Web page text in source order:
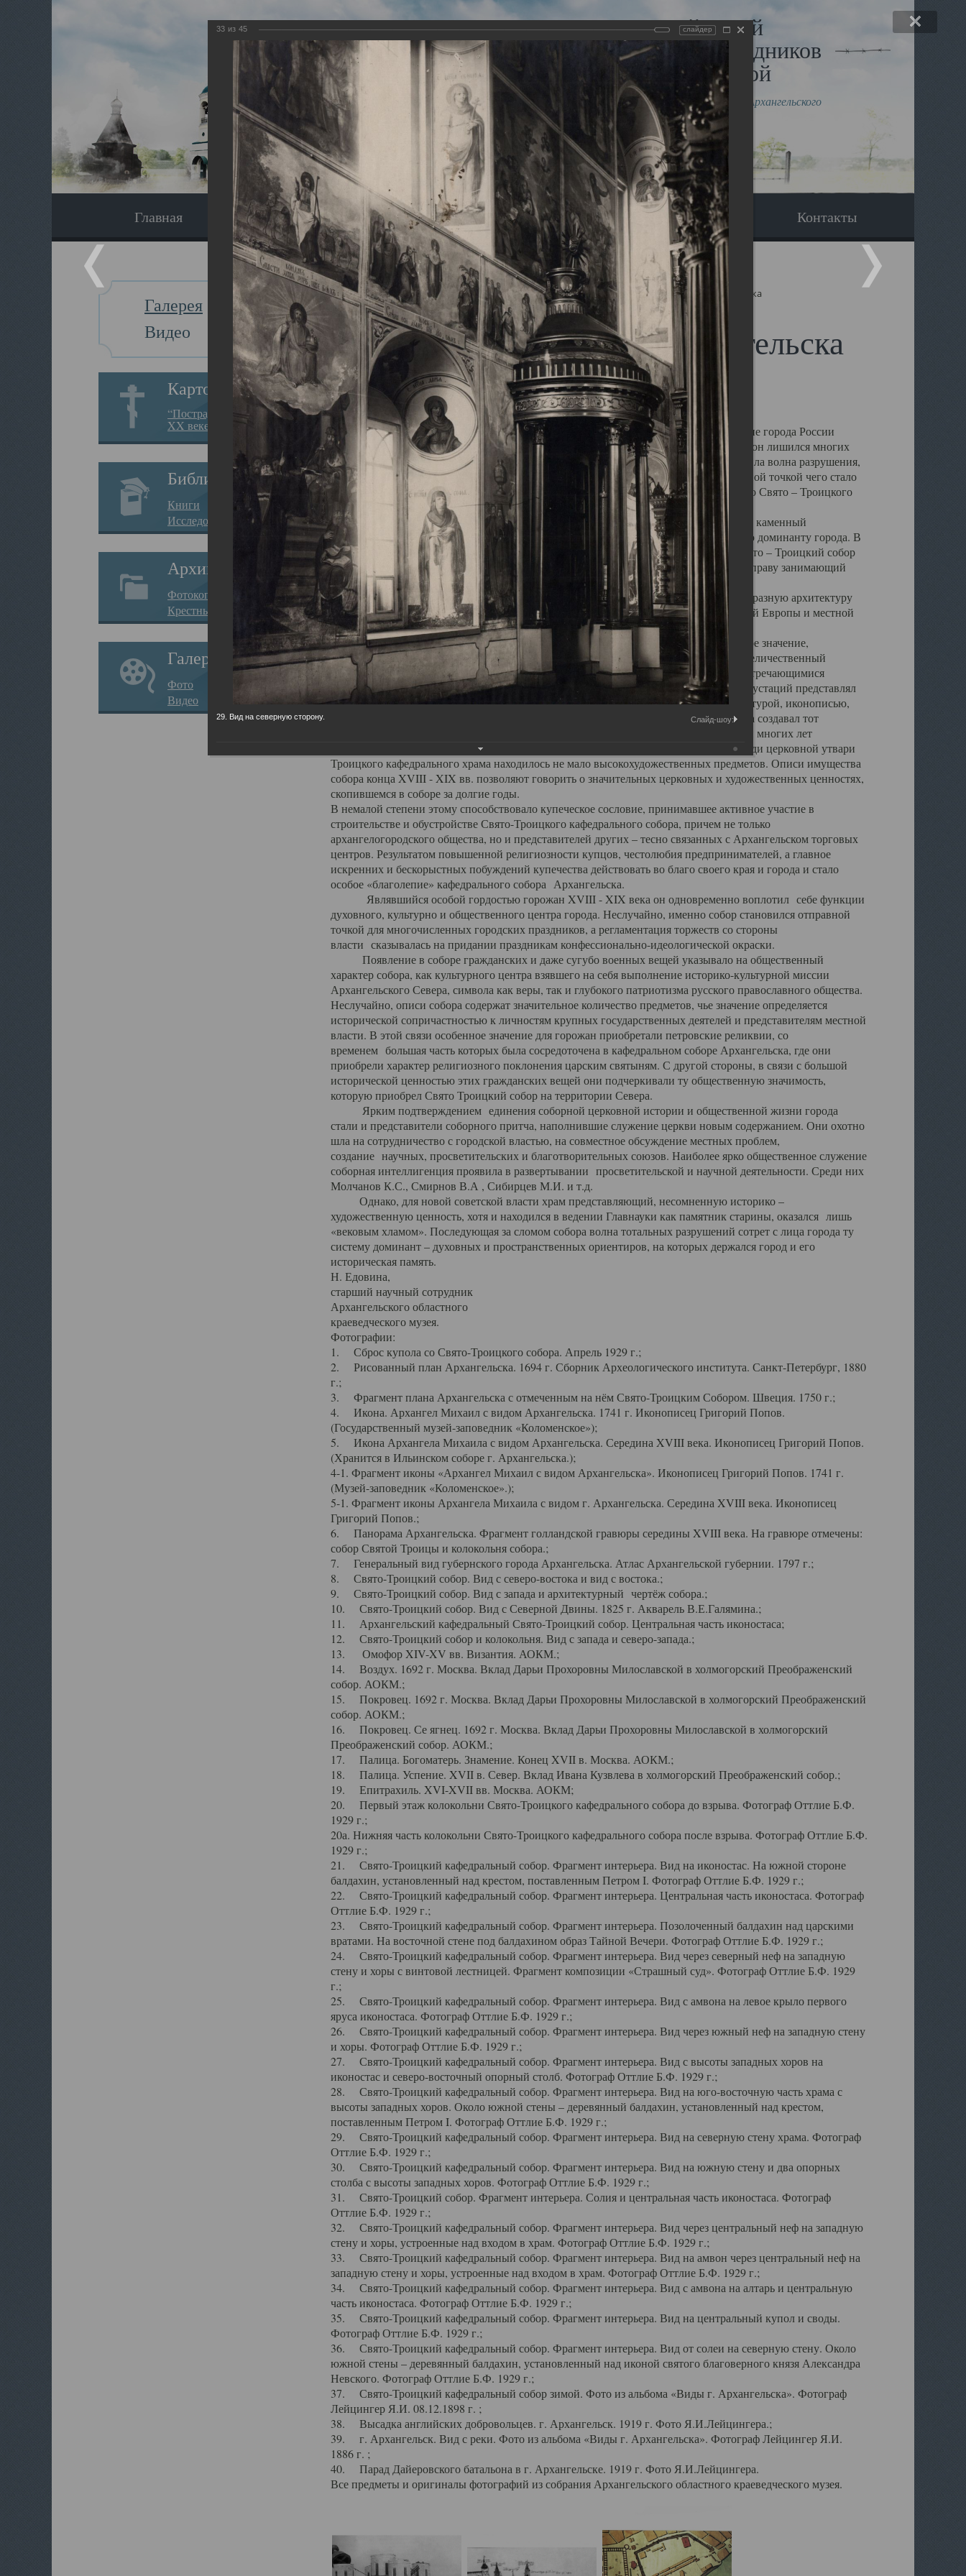
Виртуальный музей
Новомучеников и исповедников
Земли Архангельской
Сайт создан по благословлению митрополита Архангельского
и Холмогорского Даниила
Главная Экскурсия Наследники Галерея Вопрос-ответ Контакты
Галерея
Видео
Картотека
“Пострадавшие за веру в
XX веке на Севере”
Библиотека
Книги
Исследования
Архив
Фотокопии дел
Крестные ходы
Галерея
Фото
Видео
Главная Галерея Храмы-мученики Архангельска Свято-Троицкий собор Архангельска
Свято-Троицкий собор Архангельска
Свято-Троицкий собор Архангельска
23.12.2015
Сегодня мы можем говорить, что Архангельск в большей мере, чем другие губернские города России
пострадал от целенаправленных систематических разрушений, в результате которых он лишился многих
выдающихся памятников архитектуры. Больше всего по старому Архангельску ударила волна разрушения,
вызванная борьбой с религией, набравшая особую силу в конце 20 –х годов. Отправной точкой чего стало
разрушение православного центра архангельской губернии - ансамбля кафедрального Свято – Троицкого
собора Архангельска.
Возникнув в начале XVIII века в центре Архангельска, величественный каменный
двухэтажный Троицкий собор, сразу превратился в зрительную и градостроительную доминанту города. В
XVIII веке по масштабам ему не было равных на Севере. Вплоть до разрушения Свято – Троицкий собор
оставался самым высоким и значительным из городских строений Архангельска, по праву занимающий
второе место, после гостиных дворов, в градостроительной картине Архангельска.
Один из самых больших и светлых соборов России воплотил в себе яркую и своеобразную архитектуру
портового города с отраженными в ней архитектурными течениями России, Западной Европы и местной
архангелогородской школы церковного зодчества.
Масштабность, благолепие и богатство собора, вполне оправдывали его кафедральное значение,
заслуженно выделяя из многочисленных культовых построек города. Обширный и величественный
иконостас украшенный колоннами ионического стиля, с единственными нигде не встречающимися
царскими вратами, изящным фронтоном и множеством резных, символических инкрустаций представлял
собой поистине художественную ценность. В совокупности же с живописью, скульптурой, иконописью,
шитьем, многочисленными предметами церковной утвари интерьер Троицкого храма создавал тот
неповторимый красочный ансамбль декоративного убранства собора, на протяжении многих лет
поражающий воображение своих посетителей. В соборной ризнице, библиотеке, среди церковной утвари
Троицкого кафедрального храма находилось не мало высокохудожественных предметов. Описи имущества
собора конца XVIII - XIX вв. позволяют говорить о значительных церковных и художественных ценностях,
скопившемся в соборе за долгие годы.
В немалой степени этому способствовало купеческое сословие, принимавшее активное участие в
строительстве и обустройстве Свято-Троицкого кафедрального собора, причем не только
архангелогородского общества, но и представителей других – тесно связанных с Архангельском торговых
центров. Результатом повышенной религиозности купцов, честолюбия предпринимателей, а главное
искренних и бескорыстных побуждений купечества действовать во благо своего края и города и стало
особое «благолепие» кафедрального собора Архангельска.
Являвшийся особой гордостью горожан XVIII - XIX века он одновременно воплотил себе функции
духовного, культурно и общественного центра города. Неслучайно, именно собор становился отправной
точкой для многочисленных городских праздников, а регламентация торжеств со стороны
власти сказывалась на придании праздникам конфессионально-идеологической окраски.
Появление в соборе гражданских и даже сугубо военных вещей указывало на общественный
характер собора, как культурного центра взявшего на себя выполнение историко-культурной миссии
Архангельского Севера, символа как веры, так и глубокого патриотизма русского православного общества.
Неслучайно, описи собора содержат значительное количество предметов, чье значение определяется
исторической сопричастностью к личностям крупных государственных деятелей и представителям местной
власти. В этой связи особенное значение для горожан приобретали петровские реликвии, со
временем большая часть которых была сосредоточена в кафедральном соборе Архангельска, где они
приобрели характер религиозного поклонения царским святыням. С другой стороны, в связи с большой
исторической ценностью этих гражданских вещей они подчеркивали ту общественную значимость,
которую приобрел Свято Троицкий собор на территории Севера.
Ярким подтверждением единения соборной церковной истории и общественной жизни города
стали и представители соборного притча, наполнившие служение церкви новым содержанием. Они охотно
шла на сотрудничество с городской властью, на совместное обсуждение местных проблем,
создание научных, просветительских и благотворительных союзов. Наиболее ярко общественное служение
соборная интеллигенция проявила в развертывании просветительской и научной деятельности. Среди них
Молчанов К.С., Смирнов В.А , Сибирцев М.И. и т.д.
Однако, для новой советской власти храм представляющий, несомненную историко –
художественную ценность, хотя и находился в ведении Главнауки как памятник старины, оказался лишь
«вековым хламом». Последующая за сломом собора волна тотальных разрушений сотрет с лица города ту
систему доминант – духовных и пространственных ориентиров, на которых держался город и его
историческая память.
Н. Едовина,
старший научный сотрудник
Архангельского областного
краеведческого музея.
Фотографии:
1. Сброс купола со Свято-Троицкого собора. Апрель 1929 г.;
2. Рисованный план Архангельска. 1694 г. Сборник Археологического института. Санкт-Петербург, 1880
г.;
3. Фрагмент плана Архангельска с отмеченным на нём Свято-Троицким Собором. Швеция. 1750 г.;
4. Икона. Архангел Михаил с видом Архангельска. 1741 г. Иконописец Григорий Попов.
(Государственный музей-заповедник «Коломенское»);
5. Икона Архангела Михаила с видом Архангельска. Середина XVIII века. Иконописец Григорий Попов.
(Хранится в Ильинском соборе г. Архангельска.);
4-1. Фрагмент иконы «Архангел Михаил с видом Архангельска». Иконописец Григорий Попов. 1741 г.
(Музей-заповедник «Коломенское».);
5-1. Фрагмент иконы Архангела Михаила с видом г. Архангельска. Середина XVIII века. Иконописец
Григорий Попов.;
6. Панорама Архангельска. Фрагмент голландской гравюры середины XVIII века. На гравюре отмечены:
собор Святой Троицы и колокольня собора.;
7. Генеральный вид губернского города Архангельска. Атлас Архангельской губернии. 1797 г.;
8. Свято-Троицкий собор. Вид с северо-востока и вид с востока.;
9. Свято-Троицкий собор. Вид с запада и архитектурный чертёж собора.;
10. Свято-Троицкий собор. Вид с Северной Двины. 1825 г. Акварель В.Е.Галямина.;
11. Архангельский кафедральный Свято-Троицкий собор. Центральная часть иконостаса;
12. Свято-Троицкий собор и колокольня. Вид с запада и северо-запада.;
13. Омофор XIV-XV вв. Византия. АОКМ.;
14. Воздух. 1692 г. Москва. Вклад Дарьи Прохоровны Милославской в холмогорский Преображенский
собор. АОКМ.;
15. Покровец. 1692 г. Москва. Вклад Дарьи Прохоровны Милославской в холмогорский Преображенский
собор. АОКМ.;
16. Покровец. Се ягнец. 1692 г. Москва. Вклад Дарьи Прохоровны Милославской в холмогорский
Преображенский собор. АОКМ.;
17. Палица. Богоматерь. Знамение. Конец XVII в. Москва. АОКМ.;
18. Палица. Успение. XVII в. Север. Вклад Ивана Кузвлева в холмогорский Преображенский собор.;
19. Епитрахиль. XVI-XVII вв. Москва. АОКМ;
20. Первый этаж колокольни Свято-Троицкого кафедрального собора до взрыва. Фотограф Оттлие Б.Ф.
1929 г.;
20а. Нижняя часть колокольни Свято-Троицкого кафедрального собора после взрыва. Фотограф Оттлие Б.Ф.
1929 г.;
21. Свято-Троицкий кафедральный собор. Фрагмент интерьера. Вид на иконостас. На южной стороне
балдахин, установленный над крестом, поставленным Петром I. Фотограф Оттлие Б.Ф. 1929 г.;
22. Свято-Троицкий кафедральный собор. Фрагмент интерьера. Центральная часть иконостаса. Фотограф
Оттлие Б.Ф. 1929 г.;
23. Свято-Троицкий кафедральный собор. Фрагмент интерьера. Позолоченный балдахин над царскими
вратами. На восточной стене под балдахином образ Тайной Вечери. Фотограф Оттлие Б.Ф. 1929 г.;
24. Свято-Троицкий кафедральный собор. Фрагмент интерьера. Вид через северный неф на западную
стену и хоры с винтовой лестницей. Фрагмент композиции «Страшный суд». Фотограф Оттлие Б.Ф. 1929
г.;
25. Свято-Троицкий кафедральный собор. Фрагмент интерьера. Вид с амвона на левое крыло первого
яруса иконостаса. Фотограф Оттлие Б.Ф. 1929 г.;
26. Свято-Троицкий кафедральный собор. Фрагмент интерьера. Вид через южный неф на западную стену
и хоры. Фотограф Оттлие Б.Ф. 1929 г.;
27. Свято-Троицкий кафедральный собор. Фрагмент интерьера. Вид с высоты западных хоров на
иконостас и северо-восточный опорный столб. Фотограф Оттлие Б.Ф. 1929 г.;
28. Свято-Троицкий кафедральный собор. Фрагмент интерьера. Вид на юго-восточную часть храма с
высоты западных хоров. Около южной стены – деревянный балдахин, установленный над крестом,
поставленным Петром I. Фотограф Оттлие Б.Ф. 1929 г.;
29. Свято-Троицкий кафедральный собор. Фрагмент интерьера. Вид на северную стену храма. Фотограф
Оттлие Б.Ф. 1929 г.;
30. Свято-Троицкий кафедральный собор. Фрагмент интерьера. Вид на южную стену и два опорных
столба с высоты западных хоров. Фотограф Оттлие Б.Ф. 1929 г.;
31. Свято-Троицкий собор. Фрагмент интерьера. Солия и центральная часть иконостаса. Фотограф
Оттлие Б.Ф. 1929 г.;
32. Свято-Троицкий кафедральный собор. Фрагмент интерьера. Вид через центральный неф на западную
стену и хоры, устроенные над входом в храм. Фотограф Оттлие Б.Ф. 1929 г.;
33. Свято-Троицкий кафедральный собор. Фрагмент интерьера. Вид на амвон через центральный неф на
западную стену и хоры, устроенные над входом в храм. Фотограф Оттлие Б.Ф. 1929 г.;
34. Свято-Троицкий кафедральный собор. Фрагмент интерьера. Вид с амвона на алтарь и центральную
часть иконостаса. Фотограф Оттлие Б.Ф. 1929 г.;
35. Свято-Троицкий кафедральный собор. Фрагмент интерьера. Вид на центральный купол и своды.
Фотограф Оттлие Б.Ф. 1929 г.;
36. Свято-Троицкий кафедральный собор. Фрагмент интерьера. Вид от солеи на северную стену. Около
южной стены – деревянный балдахин, установленный над иконой святого благоверного князя Александра
Невского. Фотограф Оттлие Б.Ф. 1929 г.;
37. Свято-Троицкий кафедральный собор зимой. Фото из альбома «Виды г. Архангельска». Фотограф
Лейцингер Я.И. 08.12.1898 г. ;
38. Высадка английских добровольцев. г. Архангельск. 1919 г. Фото Я.И.Лейцингера.;
39. г. Архангельск. Вид с реки. Фото из альбома «Виды г. Архангельска». Фотограф Лейцингер Я.И.
1886 г. ;
40. Парад Дайеровского батальона в г. Архангельске. 1919 г. Фото Я.И.Лейцингера.
Все предметы и оригиналы фотографий из собрания Архангельского областного краеведческого музея.
33 из 45 слайдер
29. Вид на северную сторону. Слайд-шоу: